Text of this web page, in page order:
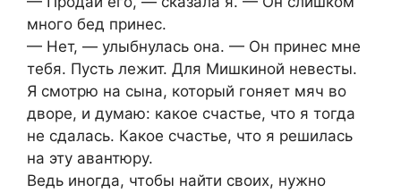
много бед принес.
— Нет, — улыбнулась она. — Он принес мне
тебя. Пусть лежит. Для Мишкиной невесты.
Я смотрю на сына, который гоняет мяч во
дворе, и думаю: какое счастье, что я тогда
не сдалась. Какое счастье, что я решилась
на эту авантюру.
Ведь иногда, чтобы найти своих, нужно